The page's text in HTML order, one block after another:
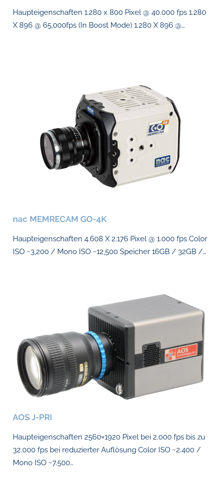
Haupteigenschaften 1.280 x 800 Pixel @ 40.000 fps 1.280
X 896 @ 65,000fps (In Boost Mode) 1.280 X 896 @…
nac MEMRECAM GO-4K
Haupteigenschaften 4.608 X 2.176 Pixel @ 1.000 fps Color
ISO ~3,200 / Mono ISO ~12,500 Speicher 16GB / 32GB /…
AOS J-PRI
Haupteigenschaften 2560×1920 Pixel bei 2.000 fps bis zu
32.000 fps bei reduzierter Auflösung Color ISO ~2.400 /
Mono ISO ~7.500…